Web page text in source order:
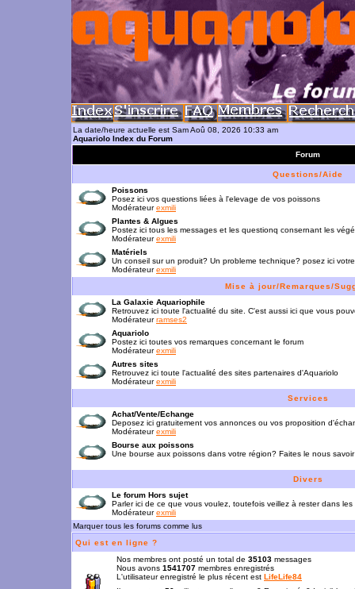
La date/heure actuelle est Sam Aoû 08, 2026 10:33 am
Aquariolo Index du Forum
Forum
Questions/Aide
Poissons
Posez ici vos questions liées à l'elevage de vos poissons
Modérateurexmili
Plantes & Algues
Postez ici tous les messages et les questionq consernant les
Modérateurexmili
Matériels
Un conseil sur un produit? Un probleme technique? posez ici
Modérateurexmili
Mise à jour/Remarques/
La Galaxie Aquariophile
Retrouvez ici toute l'actualité du site. C'est aussi ici que vous
Modérateurramses2
Aquariolo
Postez ici toutes vos remarques concernant le forum
Modérateurexmili
Autres sites
Retrouvez ici toute l'actualité des sites partenaires d'Aquariolo
Modérateurexmili
Services
Achat/Vente/Echange
Deposez ici gratuitement vos annonces ou vos proposition
Modérateurexmili
Bourse aux poissons
Une bourse aux poissons dans votre région? Faites le nous savoir
Divers
Le forum Hors sujet
Parler ici de ce que vous voulez, toutefois veillez à rester dans les
Modérateurexmili
Marquer tous les forums comme lus
Qui est en ligne ?
Nos membres ont posté un total de 35103 messages
Nous avons 1541707 membres enregistrés
L'utilisateur enregistré le plus récent est LifeLife84